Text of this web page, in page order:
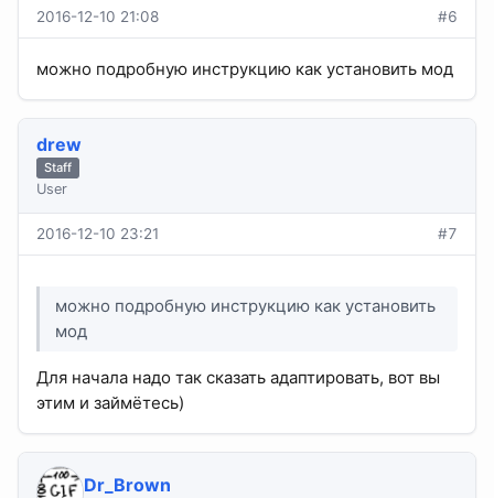
2016-12-10 21:08 #6
можно подробную инструкцию как установить мод
drew
Staff
User
2016-12-10 23:21 #7
можно подробную инструкцию как установить
мод
Для начала надо так сказать адаптировать, вот вы
этим и займётесь)
Dr_Brown